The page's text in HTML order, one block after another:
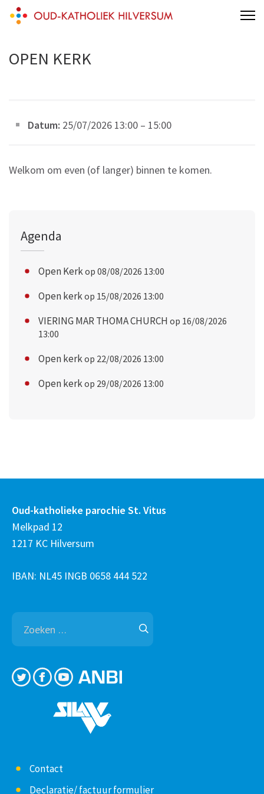
Skip
(Press
Oud-katholiek Hilversum
aan 't Melkpad
OPEN KERK
Datum: 25/07/2026 13:00 – 15:00
Welkom om even (of langer) binnen te komen.
Agenda
Open Kerkop 08/08/2026 13:00
Open kerkop 15/08/2026 13:00
VIERING MAR THOMA CHURCH op 16/08/2026
13:00
Open kerkop 22/08/2026 13:00
Open kerkop 29/08/2026 13:00
Oud-katholieke parochie St. Vitus
Melkpad 12
1217 KC Hilversum
IBAN: NL45 INGB 0658 444 522
Zoeken
naar:
Contact
Declaratie/ factuur formulier